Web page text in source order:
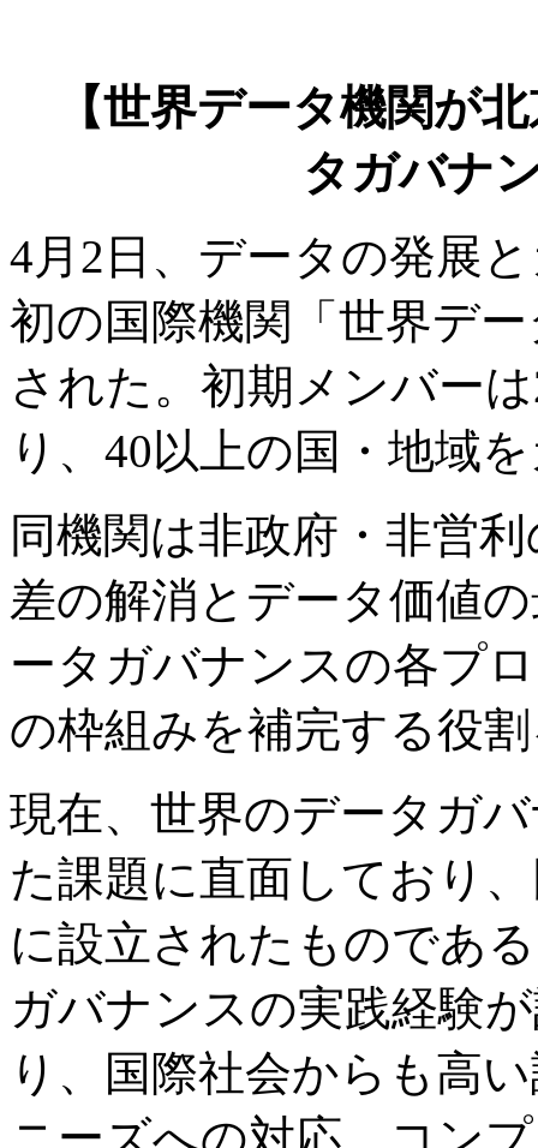
【世界データ機関が
タガバナ
4月2日、データの発展
初の国際機関「世界デ
された。初期メンバー
り、40以上の国・地域
同機関は非政府・非営
差の解消とデータ価値
ータガバナンスの各プ
の枠組みを補完する役
現在、世界のデータガ
た課題に直面しており
に設立されたものであ
ガバナンスの実践経験
り、国際社会からも高